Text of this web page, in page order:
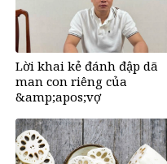
Lời khai kẻ đánh đập dã
man con riêng của
&amp;apos;vợ
1 giờ sáng